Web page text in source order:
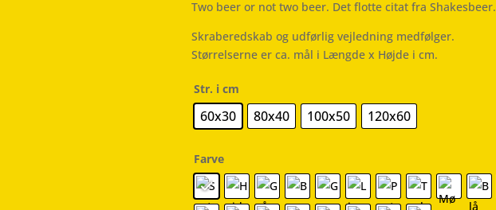
Two beer or not two beer. Det flotte citat fra Shakesbeer.
Skraberedskab og udførlig vejledning medfølger.
Størrelserne er ca. mål i Længde x Højde i cm.
Str. i cm
60x30 80x40 100x50 120x60
Farve